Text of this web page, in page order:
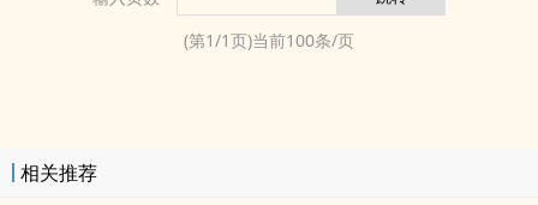
(第1/1页)当前100条/页
相关推荐